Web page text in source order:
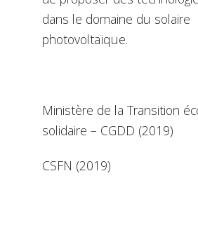
dans le domaine du solaire
photovoltaïque.
Ministère de la Transition
solidaire – CGDD (2019)
CSFN (2019)